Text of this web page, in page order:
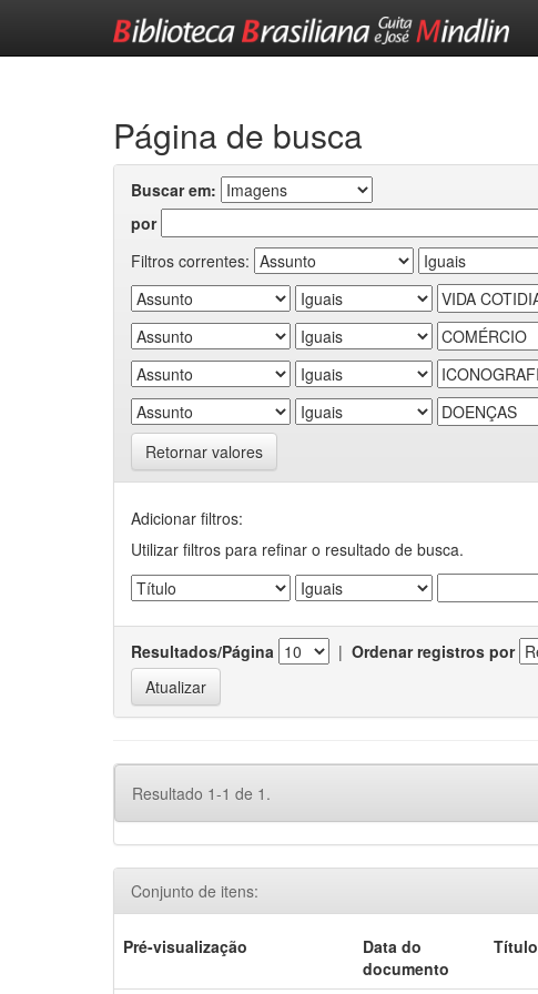
Página de busca
Buscar em:
por
Filtros correntes:
Retornar valores
Adicionar filtros:
Utilizar filtros para refinar o resultado de busca.
Resultados/Página | Ordenar registros por
Resultado 1-1 de 1.
Conjunto de itens:
Pré-visualização
Data do
documento
Título